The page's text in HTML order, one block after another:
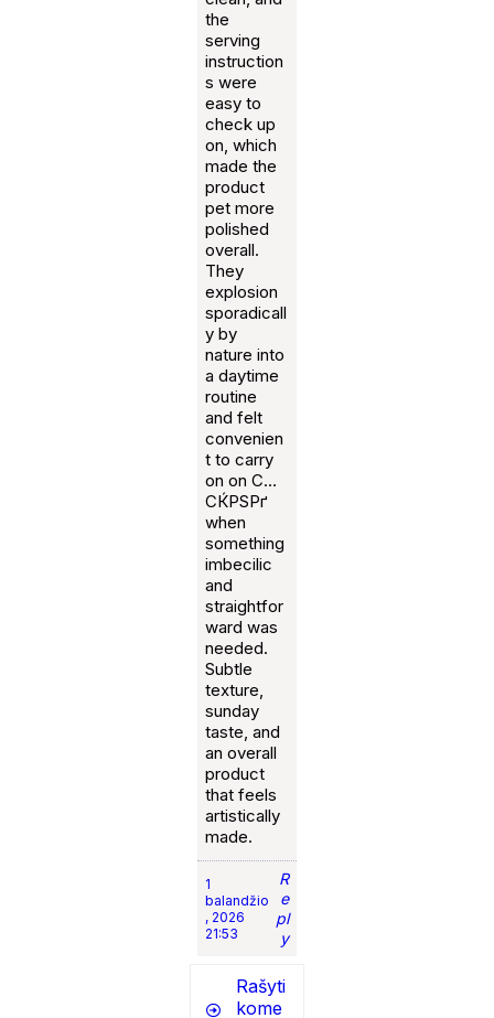
the
serving
instruction
s were
easy to
check up
on, which
made the
product
pet more
polished
overall.
They
explosion
sporadicall
y by
nature into
a daytime
routine
and felt
convenien
t to carry
on on С…
СЌРЅРґ
when
something
imbecilic
and
straightfor
ward was
needed.
Subtle
texture,
sunday
taste, and
an overall
product
that feels
artistically
made.
1
balandžio
, 2026
21:53
R
e
pl
y
Rašyti
kome